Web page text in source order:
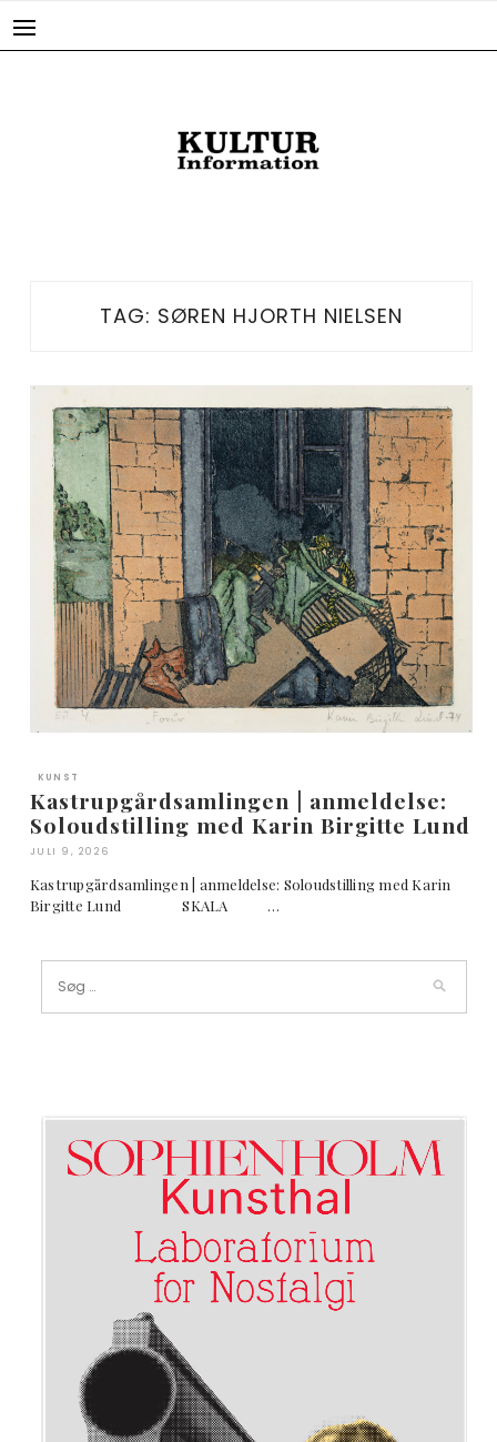
TAG: SØREN HJORTH NIELSEN
KUNST
Kastrupgårdsamlingen | anmeldelse:
Soloudstilling med Karin Birgitte Lund
JULI 9, 2026
Kastrupgårdsamlingen | anmeldelse: Soloudstilling med Karin
Birgitte Lund SKALA …